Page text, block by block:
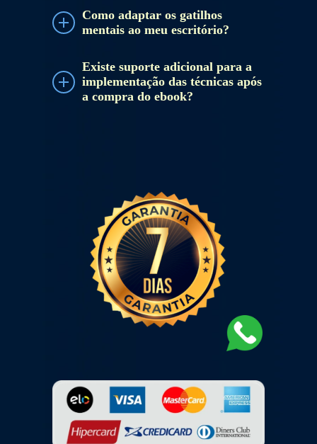
Como adaptar os gatilhos
mentais ao meu escritório?
Existe suporte adicional para a
implementação das técnicas após
a compra do ebook?